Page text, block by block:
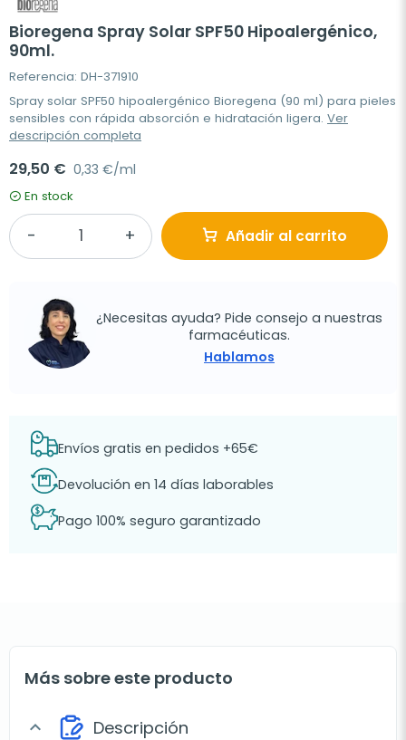
Bioregena Spray Solar SPF50 Hipoalergénico,
90ml.
Referencia: DH-371910
Spray solar SPF50 hipoalergénico Bioregena (90 ml) para pieles
sensibles con rápida absorción e hidratación ligera. Ver
descripción completa
29,50 € 0,33 €/ml
En stock
Añadir al carrito
¿Necesitas ayuda? Pide consejo a nuestras
farmacéuticas.
Hablamos
Envíos gratis en pedidos +65€
Devolución en 14 días laborables
Pago 100% seguro garantizado
Más sobre este producto
expand_more Descripción